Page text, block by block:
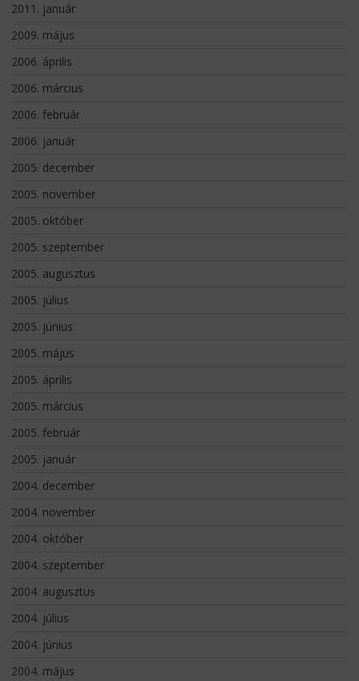
2011. január
2009. május
2006. április
2006. március
2006. február
2006. január
2005. december
2005. november
2005. október
2005. szeptember
2005. augusztus
2005. július
2005. június
2005. május
2005. április
2005. március
2005. február
2005. január
2004. december
2004. november
2004. október
2004. szeptember
2004. augusztus
2004. július
2004. június
2004. május